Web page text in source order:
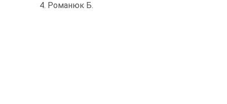
4. Романюк Б.